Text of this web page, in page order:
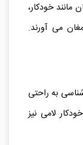
مانند خودکار،
می آورند.
به راحتی
لامی نیز